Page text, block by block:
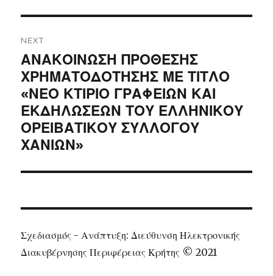
NEXT
Next
post:
ΑΝΑΚΟΙΝΩΣΗ ΠΡΟΘΕΣΗΣ
ΧΡΗΜΑΤΟΔΟΤΗΣΗΣ ΜΕ ΤΙΤΛΟ
«ΝΕΟ ΚΤΙΡΙΟ ΓΡΑΦΕΙΩΝ ΚΑΙ
ΕΚΔΗΛΩΣΕΩΝ ΤΟΥ ΕΛΛΗΝΙΚΟΥ
ΟΡΕΙΒΑΤΙΚΟΥ ΣΥΛΛΟΓΟΥ
ΧΑΝΙΩΝ»
Σχεδιασμός - Ανάπτυξη: Διεύθυνση Ηλεκτρονικής
Διακυβέρνησης Περιφέρειας Κρήτης © 2021